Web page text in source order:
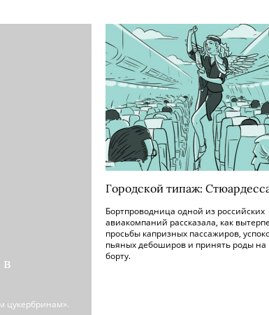
цукербринам».
Городской типаж:
Бортпроводница одной из российских
авиакомпаний рассказала, как
просьбы капризных пассажиров,
пьяных дебоширов и принять роды на
борту.